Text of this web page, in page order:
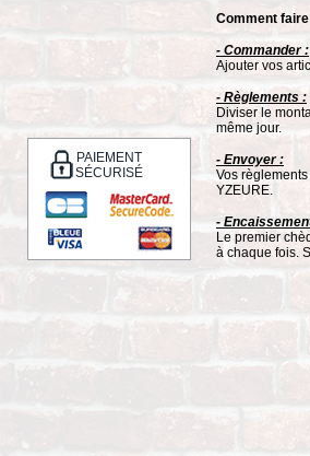
PAIEMENT
SÉCURISÉ
Comment
- Commander :
Ajouter vos
- Règlements :
Diviser le
même jour.
- Envoyer :
Vos
YZEURE.
-
Le premier
à chaque fois.